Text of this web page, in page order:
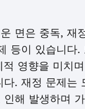
면은 중독, 재
등이 있습니다.
적 영향을 미치
다. 재정 문제는
인해 발생하며